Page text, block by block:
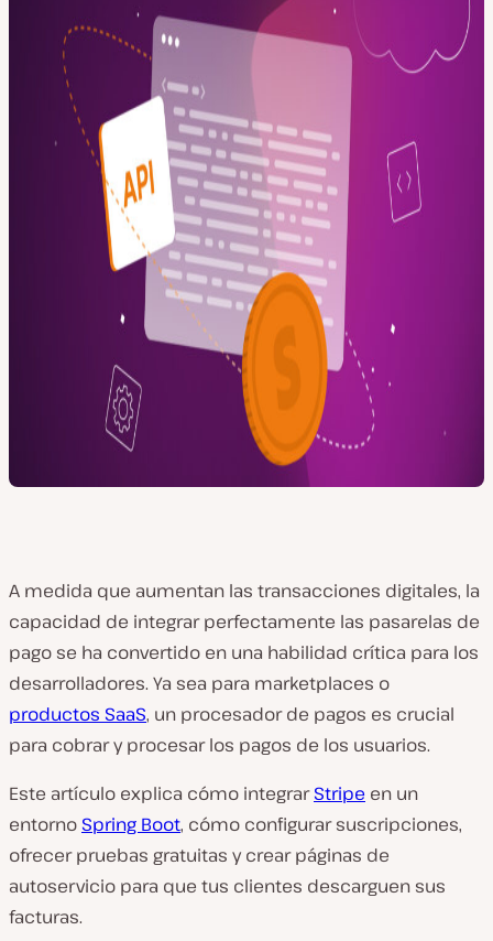
A medida que aumentan las transacciones digitales, la
capacidad de integrar perfectamente las pasarelas de
pago se ha convertido en una habilidad crítica para los
desarrolladores. Ya sea para marketplaces o
productos SaaS, un procesador de pagos es crucial
para cobrar y procesar los pagos de los usuarios.
Este artículo explica cómo integrarStripe en un
entorno Spring Boot, cómo configurar suscripciones,
ofrecer pruebas gratuitas y crear páginas de
autoservicio para que tus clientes descarguen sus
facturas.